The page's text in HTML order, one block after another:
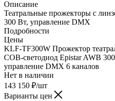
Описание
Театральные прожекторы с
300 Вт, управление DMX
Подробности
Цены
KLF-TF300W Прожектор
COB-светодиод Epistar AWB
управление DMX 6 каналов
Нет в наличии
143 150 ₽/шт
Варианты цен